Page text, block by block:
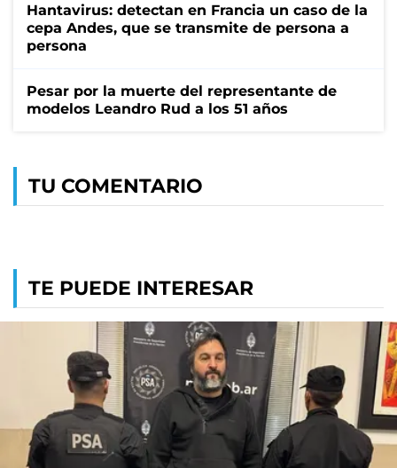
Hantavirus: detectan en Francia un caso de la
cepa Andes, que se transmite de persona a
persona
Pesar por la muerte del representante de
modelos Leandro Rud a los 51 años
TU COMENTARIO
TE PUEDE INTERESAR